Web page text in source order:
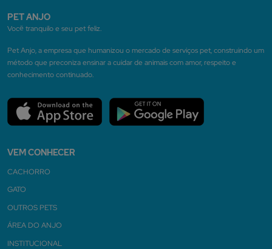
PET ANJO
Você tranquilo e seu pet feliz.
Pet Anjo, a empresa que humanizou o mercado de serviços pet, construindo um
método que preconiza ensinar a cuidar de animais com amor, respeito e
conhecimento continuado.
VEM CONHECER
CACHORRO
GATO
OUTROS PETS
ÁREA DO ANJO
INSTITUCIONAL